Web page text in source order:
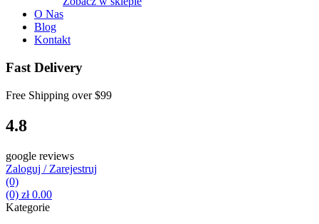
O Nas
Blog
Kontakt
Fast Delivery
Free Shipping over$99
4.8
google reviews
Zaloguj / Zarejestruj
(0)
(0) zł0.00
Kategorie